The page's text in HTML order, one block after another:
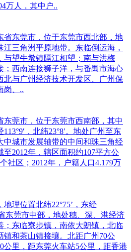
万人，其中户..
省东莞市，位于东莞市西北部，地
三角洲平原地带。东临倒运海，
与望牛墩镇隔江相望；南与洪梅
；西南连接狮子洋，与番禺市海心
北与广州经济技术开发区、广州保
岗、..
东莞市，位于东莞市西南部，其中
，北纬23°8′。地处广州至东
中城市发展轴带的中间和珠三角经
2012年，辖区面积约107平方公
社区；2012年，户籍人口4.179万
理位置北纬22°75’，东经
东莞市中部，地处穗、深、港经济
；东临寮步镇，南依大朗镇，北临
镇和茶山镇接壤。北距广州70公
公里，距东莞火车站5公里，距香港